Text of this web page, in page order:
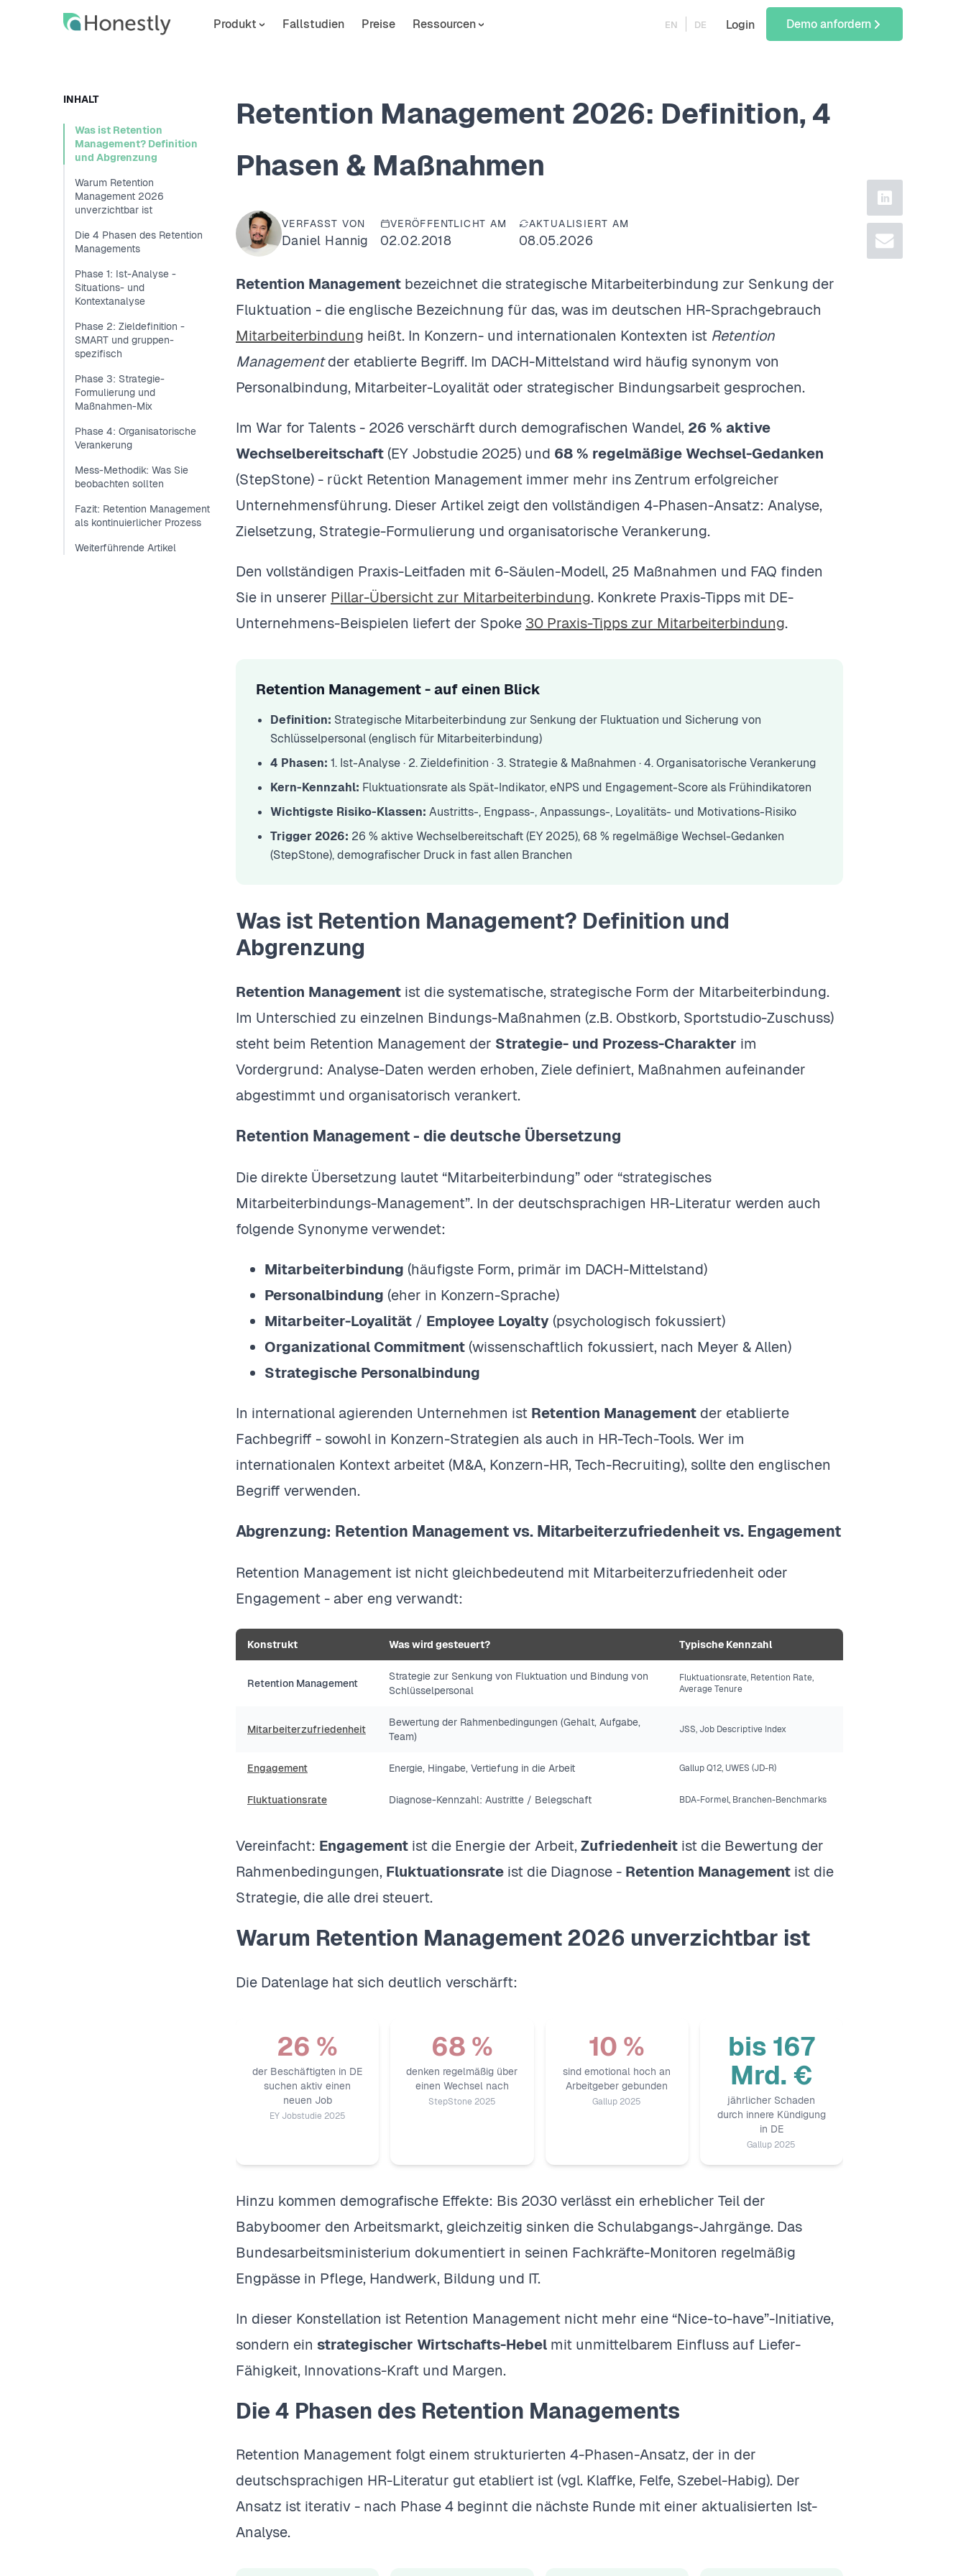
Produkt Fallstudien Preise Ressourcen EN DE Login Demo anfordern
linkedin
email
INHALT
Was ist Retention
Management? Definition
und Abgrenzung
Warum Retention
Management 2026
unverzichtbar ist
Die 4 Phasen des Retention
Managements
Phase 1: Ist-Analyse -
Situations- und
Kontextanalyse
Phase 2: Zieldefinition -
SMART und gruppen-
spezifisch
Phase 3: Strategie-
Formulierung und
Maßnahmen-Mix
Phase 4: Organisatorische
Verankerung
Mess-Methodik: Was Sie
beobachten sollten
Fazit: Retention Management
als kontinuierlicher Prozess
Weiterführende Artikel
Retention Management 2026: Definition, 4
Phasen & Maßnahmen
VERFASST VON
Daniel Hannig
VERÖFFENTLICHT AM
02.02.2018
AKTUALISIERT AM
08.05.2026
Retention Management bezeichnet die strategische Mitarbeiterbindung zur Senkung der
Fluktuation - die englische Bezeichnung für das, was im deutschen HR-Sprachgebrauch
Mitarbeiterbindung heißt. In Konzern- und internationalen Kontexten ist Retention
Managementder etablierte Begriff. Im DACH-Mittelstand wird häufig synonym von
Personalbindung, Mitarbeiter-Loyalität oder strategischer Bindungsarbeit gesprochen.
Im War for Talents - 2026 verschärft durch demografischen Wandel, 26 % aktive
Wechselbereitschaft (EY Jobstudie 2025) und 68 % regelmäßige Wechsel-Gedanken
(StepStone) - rückt Retention Management immer mehr ins Zentrum erfolgreicher
Unternehmensführung. Dieser Artikel zeigt den vollständigen 4-Phasen-Ansatz: Analyse,
Zielsetzung, Strategie-Formulierung und organisatorische Verankerung.
Den vollständigen Praxis-Leitfaden mit 6-Säulen-Modell, 25 Maßnahmen und FAQ finden
Sie in unserer Pillar-Übersicht zur Mitarbeiterbindung. Konkrete Praxis-Tipps mit DE-
Unternehmens-Beispielen liefert der Spoke 30 Praxis-Tipps zur Mitarbeiterbindung.
Retention Management - auf einen Blick
Definition: Strategische Mitarbeiterbindung zur Senkung der Fluktuation und Sicherung von
Schlüsselpersonal (englisch für Mitarbeiterbindung)
4 Phasen: 1. Ist-Analyse · 2. Zieldefinition · 3. Strategie & Maßnahmen · 4. Organisatorische Verankerung
Kern-Kennzahl: Fluktuationsrate als Spät-Indikator, eNPS und Engagement-Score als Frühindikatoren
Wichtigste Risiko-Klassen: Austritts-, Engpass-, Anpassungs-, Loyalitäts- und Motivations-Risiko
Trigger 2026: 26 % aktive Wechselbereitschaft (EY 2025), 68 % regelmäßige Wechsel-Gedanken
(StepStone), demografischer Druck in fast allen Branchen
Was ist Retention Management? Definition und
Abgrenzung
Retention Management ist die systematische, strategische Form der Mitarbeiterbindung.
Im Unterschied zu einzelnen Bindungs-Maßnahmen (z.B. Obstkorb, Sportstudio-Zuschuss)
steht beim Retention Management der Strategie- und Prozess-Charakter im
Vordergrund: Analyse-Daten werden erhoben, Ziele definiert, Maßnahmen aufeinander
abgestimmt und organisatorisch verankert.
Retention Management - die deutsche Übersetzung
Die direkte Übersetzung lautet “Mitarbeiterbindung” oder “strategisches
Mitarbeiterbindungs-Management”. In der deutschsprachigen HR-Literatur werden auch
folgende Synonyme verwendet:
Mitarbeiterbindung (häufigste Form, primär im DACH-Mittelstand)
Personalbindung (eher in Konzern-Sprache)
Mitarbeiter-Loyalität / Employee Loyalty (psychologisch fokussiert)
Organizational Commitment (wissenschaftlich fokussiert, nach Meyer & Allen)
Strategische Personalbindung
In international agierenden Unternehmen ist Retention Management der etablierte
Fachbegriff - sowohl in Konzern-Strategien als auch in HR-Tech-Tools. Wer im
internationalen Kontext arbeitet (M&A, Konzern-HR, Tech-Recruiting), sollte den englischen
Begriff verwenden.
Abgrenzung: Retention Management vs. Mitarbeiterzufriedenheit vs. Engagement
Retention Management ist nicht gleichbedeutend mit Mitarbeiterzufriedenheit oder
Engagement - aber eng verwandt:
Konstrukt Was wird gesteuert? Typische Kennzahl
Retention Management
Strategie zur Senkung von Fluktuation und Bindung von
Schlüsselpersonal
Fluktuationsrate, Retention Rate,
Average Tenure
Mitarbeiterzufriedenheit
Bewertung der Rahmenbedingungen (Gehalt, Aufgabe,
Team)
JSS, Job Descriptive Index
Engagement Energie, Hingabe, Vertiefung in die Arbeit Gallup Q12, UWES (JD-R)
Fluktuationsrate Diagnose-Kennzahl: Austritte / Belegschaft BDA-Formel, Branchen-Benchmarks
Vereinfacht: Engagement ist die Energie der Arbeit,Zufriedenheit ist die Bewertung der
Rahmenbedingungen, Fluktuationsrate ist die Diagnose - Retention Management ist die
Strategie, die alle drei steuert.
Warum Retention Management 2026 unverzichtbar ist
Die Datenlage hat sich deutlich verschärft:
26 %
der Beschäftigten in DE
suchen aktiv einen
neuen Job
EY Jobstudie 2025
68 %
denken regelmäßig über
einen Wechsel nach
StepStone 2025
10 %
sind emotional hoch an
Arbeitgeber gebunden
Gallup 2025
bis 167
Mrd. €
jährlicher Schaden
durch innere Kündigung
in DE
Gallup 2025
Hinzu kommen demografische Effekte: Bis 2030 verlässt ein erheblicher Teil der
Babyboomer den Arbeitsmarkt, gleichzeitig sinken die Schulabgangs-Jahrgänge. Das
Bundesarbeitsministerium dokumentiert in seinen Fachkräfte-Monitoren regelmäßig
Engpässe in Pflege, Handwerk, Bildung und IT.
In dieser Konstellation ist Retention Management nicht mehr eine “Nice-to-have”-Initiative,
sondern ein strategischer Wirtschafts-Hebel mit unmittelbarem Einfluss auf Liefer-
Fähigkeit, Innovations-Kraft und Margen.
Die 4 Phasen des Retention Managements
Retention Management folgt einem strukturierten 4-Phasen-Ansatz, der in der
deutschsprachigen HR-Literatur gut etabliert ist (vgl. Klaffke, Felfe, Szebel-Habig). Der
Ansatz ist iterativ - nach Phase 4 beginnt die nächste Runde mit einer aktualisierten Ist-
Analyse.